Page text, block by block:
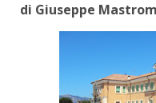
di Giuseppe